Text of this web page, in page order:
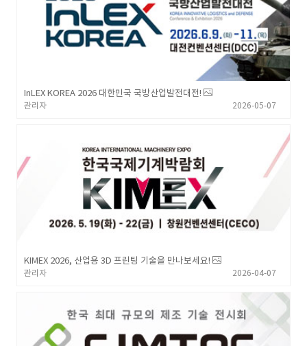
InLEX KOREA 2026 대한민국 국방산업발전대전!
관리자 2026-05-07
KIMEX 2026, 산업용 3D 프린팅 기술을 만나보세요!
관리자 2026-04-07